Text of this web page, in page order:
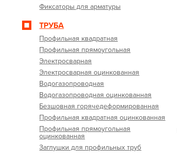
Фиксаторы для арматуры
ТРУБА
Профильная квадратная
Профильная прямоугольная
Электросварная
Электросварная оцинкованная
Водогазопроводная
Водогазопроводная оцинкованная
Безшовная горячедеформированная
Профильная квадратная оцинкованная
Профильная прямоугольная
оцинкованная
Заглушки для профильных труб